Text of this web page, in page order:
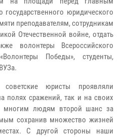
юридического
преподавателям, сотрудникам
Отечественной войне, отдать
волонтеры Всероссийского
Победы», студенты,
юристы проявляли
полях сражений, так и на своих
многим людям второй шанс за
сохранив множество жизней
С другой стороны наши